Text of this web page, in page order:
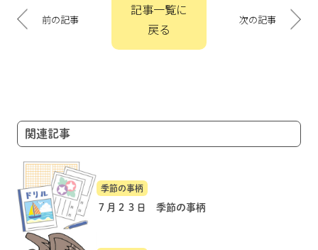
稿
ナ
ョ
ン
前の記事
記事一覧に
戻る
次の記事
関連記事
季節の事柄
７月２３日 季節の事柄